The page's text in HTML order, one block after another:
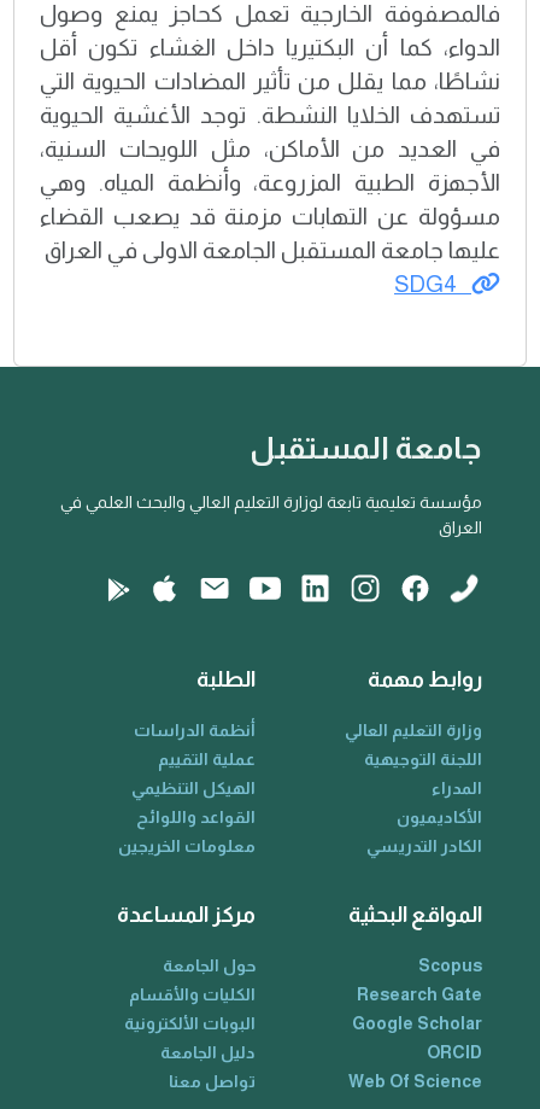
فالمصفوفة الخارجية تعمل كحاجز يمنع وصول
الدواء، كما أن البكتيريا داخل الغشاء تكون أقل
نشاطًا، مما يقلل من تأثير المضادات الحيوية التي
تستهدف الخلايا النشطة. توجد الأغشية الحيوية
في العديد من الأماكن، مثل اللويحات السنية،
الأجهزة الطبية المزروعة، وأنظمة المياه. وهي
مسؤولة عن التهابات مزمنة قد يصعب القضاء
عليها جامعة المستقبل الجامعة الاولى في العراق
جامعة المستقبل
مؤسسة تعليمية تابعة لوزارة التعليم العالي والبحث العلمي في
العراق
روابط مهمة
وزارة التعليم العالي
اللجنة التوجيهية
المدراء
الأكاديميون
الكادر التدريسي
الطلبة
أنظمة الدراسات
عملية التقييم
الهيكل التنظيمي
القواعد واللوائح
معلومات الخريجين
المواقع البحثية
Scopus
Research Gate
Google Scholar
ORCID
Web Of Science
مركز المساعدة
حول الجامعة
الكليات والأقسام
البوبات الألكترونية
دليل الجامعة
تواصل معنا